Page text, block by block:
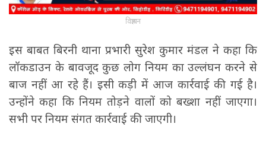
विज्ञापन
इस बाबत बिरनी थाना प्रभारी सुरेश कुमार मंडल ने कहा कि
लॉकडाउन के बावजूद कुछ लोग नियम का उल्लंघन करने से
बाज नहीं आ रहे हैं। इसी कड़ी में आज कार्रवाई की गई है।
उन्होंने कहा कि नियम तोड़ने वालों को बख्शा नहीं जाएगा।
सभी पर नियम संगत कार्रवाई की जाएगी।